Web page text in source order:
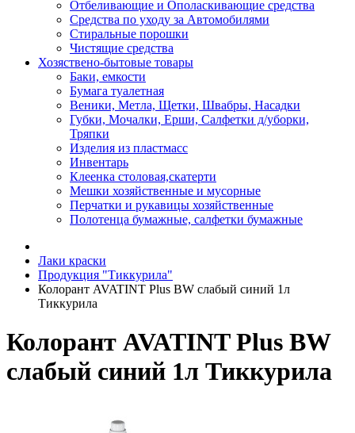
Отбеливающие и Ополаскивающие средства
Средства по уходу за Автомобилями
Стиральные порошки
Чистящие средства
Хозяствено-бытовые товары
Баки, емкости
Бумага туалетная
Веники, Метла, Щетки, Швабры, Насадки
Губки, Мочалки, Ерши, Салфетки д/уборки,
Тряпки
Изделия из пластмасс
Инвентарь
Клеенка столовая,скатерти
Мешки хозяйственные и мусорные
Перчатки и рукавицы хозяйственные
Полотенца бумажные, салфетки бумажные
Лаки краски
Продукция "Тиккурила"
Колорант AVATINT Plus BW слабый синий 1л
Тиккурила
Колорант AVATINT Plus BW
слабый синий 1л Тиккурила